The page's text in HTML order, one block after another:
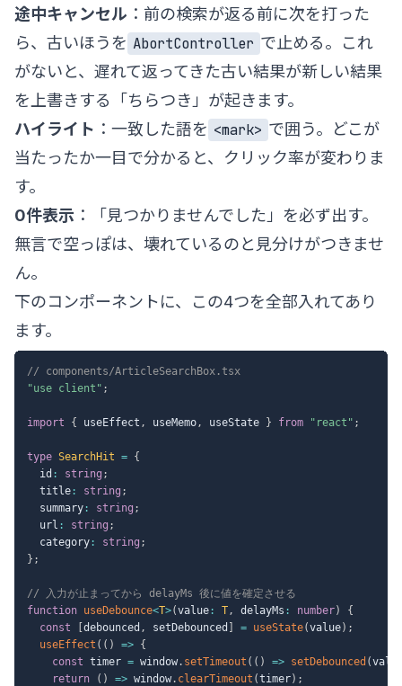
途中キャンセル ：前の検索が返る前に次を打った
ら、古いほうを AbortController で止める。これ
がないと、遅れて返ってきた古い結果が新しい結果
を上書きする「ちらつき」が起きます。
ハイライト ：一致した語を <mark> で囲う。どこが
当たったか一目で分かると、クリック率が変わりま
す。
0件表示 ：「見つかりませんでした」を必ず出す。
無言で空っぽは、壊れているのと見分けがつきませ
ん。
下のコンポーネントに、この4つを全部入れてあり
ます。
// components/ArticleSearchBox.tsx
"use client" ;
import { useEffect , useMemo, useState } from "react" ;
type SearchHit = {
  id
: string ;
  title
: string ;
  summary
: string ;
  url
: string ;
  category
: string ;
} ;
// 入力が止まってから delayMs 後に値を確定させる
function useDebounce<T>(value : T, delayMs : number)
{
const
debounced , setDebounced = useState(value) ;
useEffect ( ( ) => {
const timer = window. setTimeout ( ( ) => setDebounced (
return
( ) => window. clearTimeout (timer) ;